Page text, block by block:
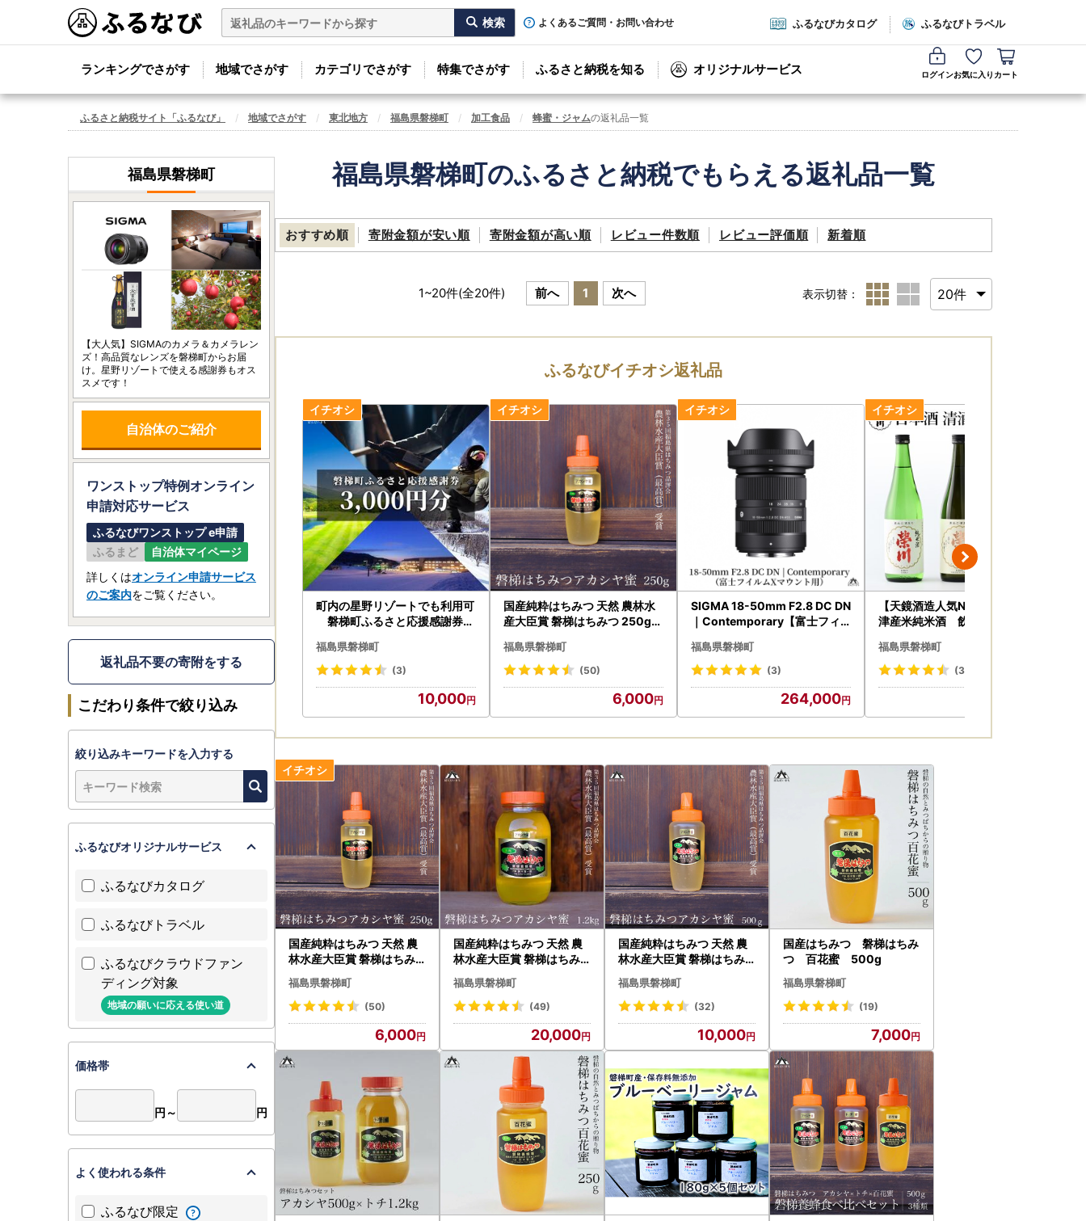
よくあるご質問・お問い合わせ ふるなびカタログ ふるなびトラベル
ランキングでさがす 地域でさがす カテゴリでさがす 特集でさがす ふるさと納税を知る オリジナルサービス ログインお気に入り カート
ふるさと納税サイト「ふるなび」 地域でさがす 東北地方 福島県磐梯町 加工食品 蜂蜜・ジャムの返礼品一覧
福島県磐梯町のふるさと納税でもらえる返礼品一覧
おすすめ順 寄附金額が安い順 寄附金額が高い順 レビュー件数順 レビュー評価順 新着順
1~20件(全20件) 前へ 1 次へ 表示切替：
ふるなびイチオシ返礼品
町内の星野リゾートでも利用可
磐梯町ふるさと応援感謝券(3
福島県磐梯町
(3)
10,000
国産純粋はちみつ 天然 農林水
産大臣賞 磐梯はちみつ 250g［
福島県磐梯町
(50)
6,000
SIGMA 18-50mm F2.8 DC DN
｜Contemporary【富士フィ
福島県磐梯町
(3)
264,000
【天鏡酒造人気No,1】榮川 会
津産米純米酒 飲み比べセット
福島県磐梯町
(38)
国産純粋はちみつ 天然 農
林水産大臣賞 磐梯はちみ
つ 250g［チューブ］ アカ
シヤ
福島県磐梯町
(50)
6,000
国産純粋はちみつ 天然 農
林水産大臣賞 磐梯はちみ
つ 1200g［瓶］ アカシヤ
福島県磐梯町
(49)
20,000
国産純粋はちみつ 天然 農
林水産大臣賞 磐梯はちみ
つ 500g［チューブ］ アカ
シヤ
福島県磐梯町
(32)
10,000
国産はちみつ 磐梯はちみ
つ 百花蜜 500g
福島県磐梯町
(19)
7,000
福島県磐梯町
【大人気】SIGMAのカメラ＆カメラレン
ズ！高品質なレンズを磐梯町からお届
け。星野リゾートで使える感謝券もオス
スメです！
自治体のご紹介
ワンストップ特例オンライン
申請対応サービス
ふるなびワンストップ e申請
ふるまど
自治体マイページ
詳しくはオンライン申請サービス
のご案内をご覧ください。
返礼品不要の寄附をする
こだわり条件で絞り込み
絞り込みキーワードを入力する
ふるなびオリジナルサービス
ふるなびカタログ
ふるなびトラベル
ふるなびクラウドファン
ディング対象
地域の願いに応える使い道
価格帯
円～ 円
よく使われる条件
ふるなび限定